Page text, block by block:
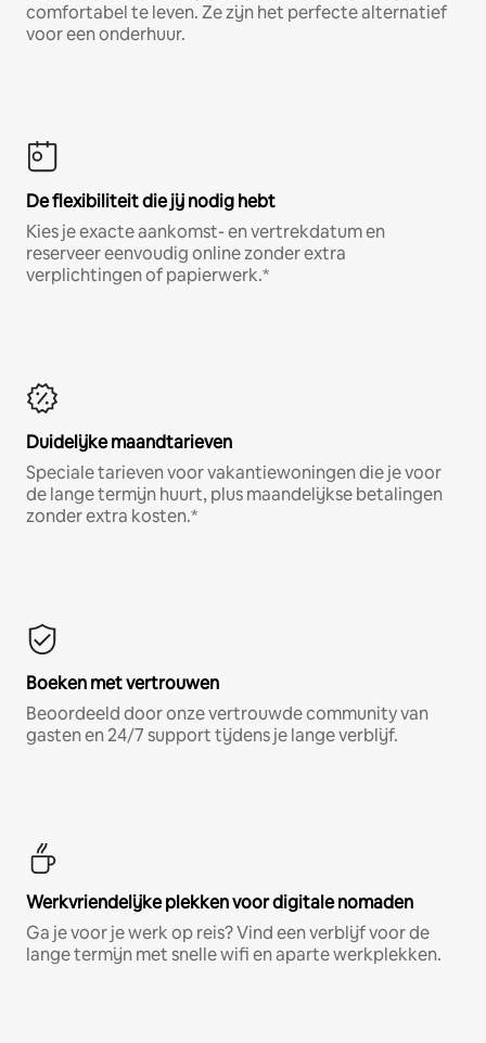
comfortabel te leven. Ze zijn het perfecte alternatief
voor een onderhuur.
De flexibiliteit die jij nodig hebt
Kies je exacte aankomst- en vertrekdatum en
reserveer eenvoudig online zonder extra
verplichtingen of papierwerk.*
Duidelijke maandtarieven
Speciale tarieven voor vakantiewoningen die je voor
de lange termijn huurt, plus maandelijkse betalingen
zonder extra kosten.*
Boeken met vertrouwen
Beoordeeld door onze vertrouwde community van
gasten en 24/7 support tijdens je lange verblijf.
Werkvriendelijke plekken voor digitale nomaden
Ga je voor je werk op reis? Vind een verblijf voor de
lange termijn met snelle wifi en aparte werkplekken.